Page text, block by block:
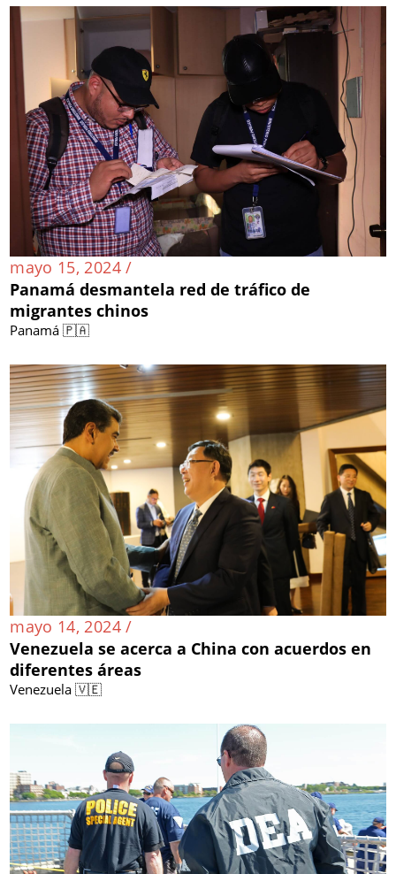
mayo 15, 2024 /
Panamá desmantela red de tráfico de
migrantes chinos
Panamá 🇵🇦
mayo 14, 2024 /
Venezuela se acerca a China con acuerdos en
diferentes áreas
Venezuela 🇻🇪